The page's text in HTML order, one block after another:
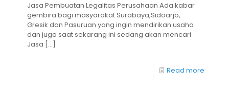
Jasa Pembuatan Legalitas Perusahaan Ada kabar
gembira bagi masyarakat Surabaya,Sidoarjo,
Gresik dan Pasuruan yang ingin mendirikan usaha
dan juga saat sekarang ini sedang akan mencari
Jasa […]
Read more